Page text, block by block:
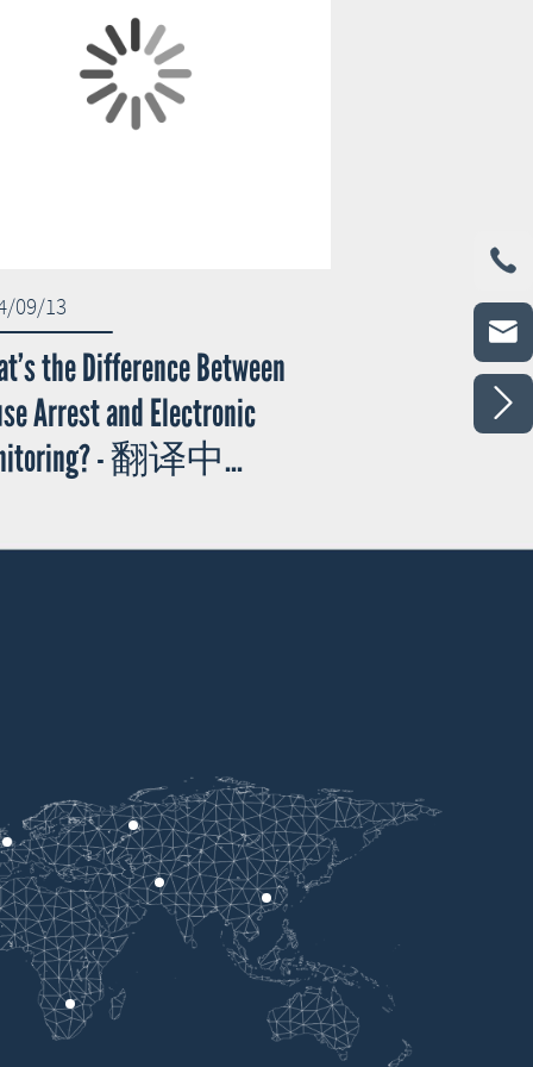
09/13
the Difference Between
Arrest and Electronic
- 翻译中...


